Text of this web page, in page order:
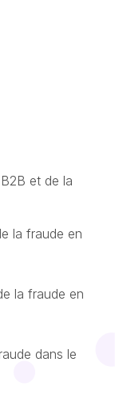
et de la
la fraude en
la fraude en
dans le